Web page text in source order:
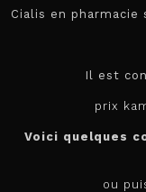
Cialis en
Il est
prix
Voici quelques
ou